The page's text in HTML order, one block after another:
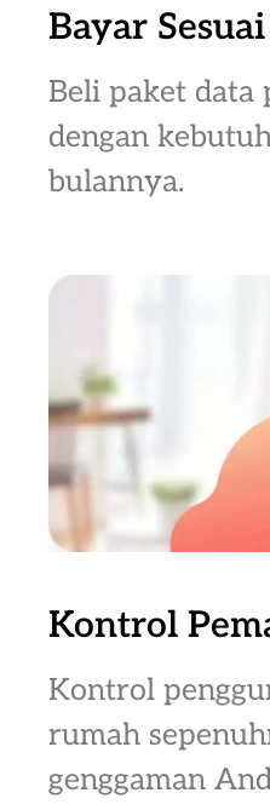
Bayar
Beli paket data
dengan
bulannya.
Kontrol
Kontrol
rumah
genggaman